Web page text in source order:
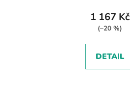
1 167 Kč
(–20 %)
DETAIL